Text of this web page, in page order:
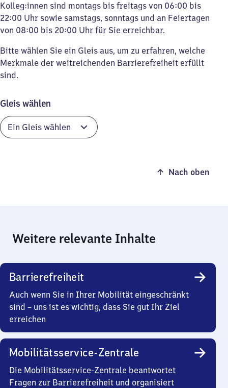
Kolleg:innen sind montags bis freitags von 06:00 bis
22:00 Uhr sowie samstags, sonntags und an Feiertagen
von 08:00 bis 20:00 Uhr für Sie erreichbar.
Bitte wählen Sie ein Gleis aus, um zu erfahren, welche
Merkmale der weitreichenden Barrierefreiheit erfüllt
sind.
Gleis wählen
Nach oben
Weitere relevante Inhalte
Barrierefreiheit
Auch wenn Sie in Ihrer Mobilität eingeschränkt
sind – uns ist es wichtig, dass Sie gut Ihr Ziel
erreichen
Mobilitätsservice-Zentrale
Die Mobilitätsservice-Zentrale beantwortet
Fragen zur Barrierefreiheit und organisiert